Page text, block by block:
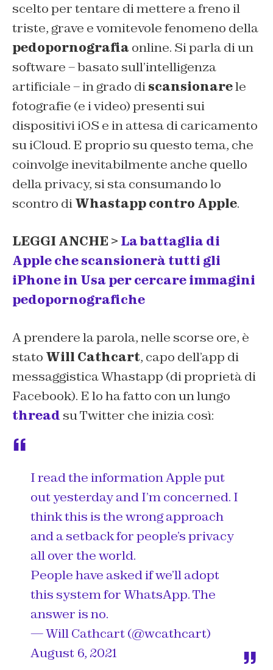
scelto per tentare di mettere a freno il
triste, grave e vomitevole fenomeno della
pedopornografia online. Si parla di un
software – basato sull’intelligenza
artificiale – in grado discansionarele
fotografie (e i video) presenti sui
dispositivi iOS e in attesa di caricamento
su iCloud. E proprio su questo tema, che
coinvolge inevitabilmente anche quello
della privacy, si sta consumando lo
scontro diWhastapp contro Apple.
LEGGI ANCHE > La battaglia di
Apple che scansionerà tutti gli
iPhone in Usa per cercare immagini
pedopornografiche
A prendere la parola, nelle scorse ore, è
stato Will Cathcart, capo dell’app di
messaggistica Whastapp (di proprietà di
Facebook). E lo ha fatto con un lungo
thread su Twitter che inizia così:
I read the information Apple put
out yesterday and I’m concerned. I
think this is the wrong approach
and a setback for people’s privacy
all over the world.
People have asked if we’ll adopt
this system for WhatsApp. The
answer is no.
— Will Cathcart (@wcathcart)
August 6, 2021